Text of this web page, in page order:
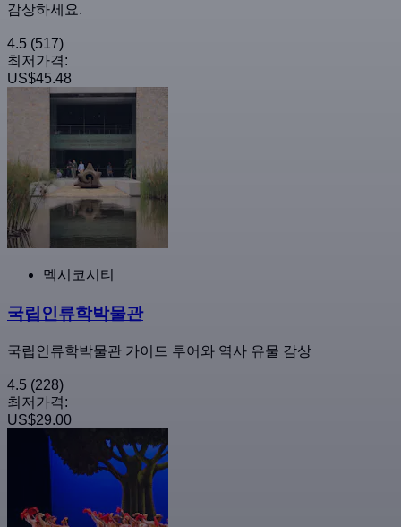
감상하세요.
4.5 (517)
최저가격:
US$45.48
멕시코시티
국립인류학박물관
국립인류학박물관 가이드 투어와 역사 유물 감상
4.5 (228)
최저가격:
US$29.00